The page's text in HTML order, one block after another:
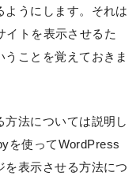
うにします。それは
トを表示させるた
ことを覚えておきま
法については説明し
を使ってWordPress
表示させる方法につ